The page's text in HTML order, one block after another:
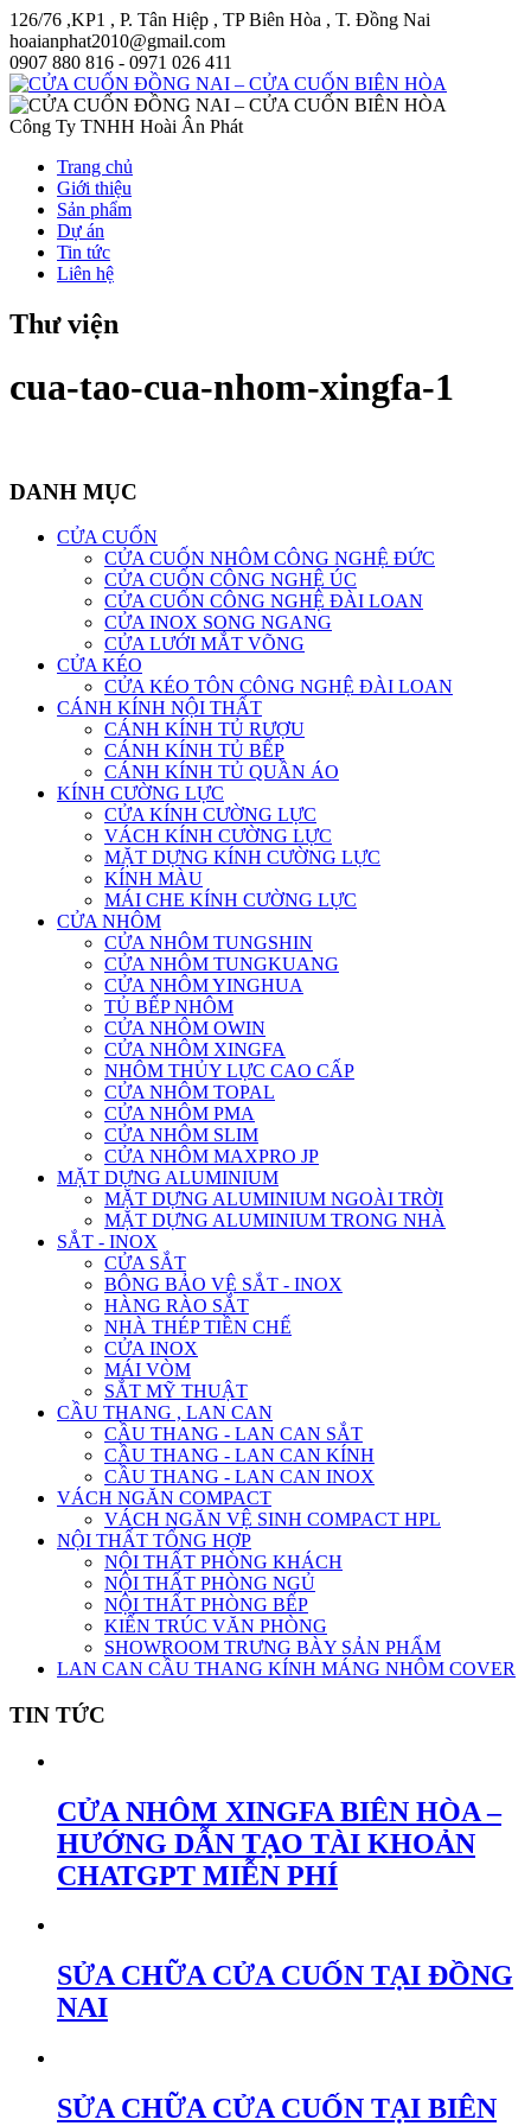
126/76 ,KP1 , P. Tân Hiệp , TP Biên Hòa , T. Đồng Nai
hoaianphat2010@gmail.com
0907 880 816 - 0971 026 411
Công Ty TNHH Hoài Ân Phát
Trang chủ
Giới thiệu
Sản phẩm
Dự án
Tin tức
Liên hệ
Thư viện
cua-tao-cua-nhom-xingfa-1
DANH MỤC
CỬA CUỐN
CỬA CUỐN NHÔM CÔNG NGHỆ ĐỨC
CỬA CUỐN CÔNG NGHỆ ÚC
CỬA CUỐN CÔNG NGHỆ ĐÀI LOAN
CỬA INOX SONG NGANG
CỬA LƯỚI MẮT VÕNG
CỬA KÉO
CỬA KÉO TÔN CÔNG NGHỆ ĐÀI LOAN
CÁNH KÍNH NỘI THẤT
CÁNH KÍNH TỦ RƯỢU
CÁNH KÍNH TỦ BẾP
CÁNH KÍNH TỦ QUẦN ÁO
KÍNH CƯỜNG LỰC
CỬA KÍNH CƯỜNG LỰC
VÁCH KÍNH CƯỜNG LỰC
MẶT DỰNG KÍNH CƯỜNG LỰC
KÍNH MÀU
MÁI CHE KÍNH CƯỜNG LỰC
CỬA NHÔM
CỬA NHÔM TUNGSHIN
CỬA NHÔM TUNGKUANG
CỬA NHÔM YINGHUA
TỦ BẾP NHÔM
CỬA NHÔM OWIN
CỬA NHÔM XINGFA
NHÔM THỦY LỰC CAO CẤP
CỬA NHÔM TOPAL
CỬA NHÔM PMA
CỬA NHÔM SLIM
CỬA NHÔM MAXPRO JP
MẶT DỰNG ALUMINIUM
MẶT DỰNG ALUMINIUM NGOÀI TRỜI
MẶT DỰNG ALUMINIUM TRONG NHÀ
SẮT - INOX
CỬA SẮT
BÔNG BẢO VỆ SẮT - INOX
HÀNG RÀO SẮT
NHÀ THÉP TIỀN CHẾ
CỬA INOX
MÁI VÒM
SẮT MỸ THUẬT
CẦU THANG , LAN CAN
CẦU THANG - LAN CAN SẮT
CẦU THANG - LAN CAN KÍNH
CẦU THANG - LAN CAN INOX
VÁCH NGĂN COMPACT
VÁCH NGĂN VỆ SINH COMPACT HPL
NỘI THẤT TỔNG HỢP
NỘI THẤT PHÒNG KHÁCH
NỘI THẤT PHÒNG NGỦ
NỘI THẤT PHÒNG BẾP
KIẾN TRÚC VĂN PHÒNG
SHOWROOM TRƯNG BÀY SẢN PHẨM
LAN CAN CẦU THANG KÍNH MÁNG NHÔM COVER
TIN TỨC
CỬA NHÔM XINGFA BIÊN HÒA –
HƯỚNG DẪN TẠO TÀI KHOẢN
CHATGPT MIỄN PHÍ
SỬA CHỮA CỬA CUỐN TẠI ĐỒNG
NAI
SỬA CHỮA CỬA CUỐN TẠI BIÊN